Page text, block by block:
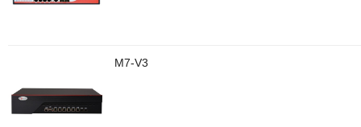
M7-V3